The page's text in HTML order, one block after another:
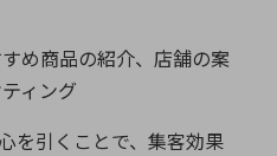
め商品の紹介、店舗の案
ィング
を引くことで、集客効果